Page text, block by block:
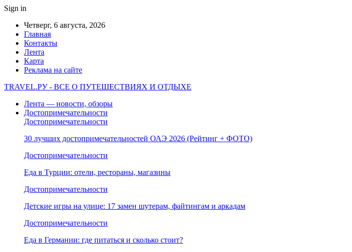
Sign in
Четверг, 6 августа, 2026
Главная
Контакты
Лента
Карта
Реклама на сайте
TRAVEL.РУ - ВСЕ О ПУТЕШЕСТВИЯХ И ОТДЫХЕ
Лента — новости, обзоры
Достопримечательности
Достопримечательности
30 лучших достопримечательностей ОАЭ 2026 (Рейтинг + ФОТО)
Достопримечательности
Еда в Турции: отели, рестораны, магазины
Достопримечательности
Детские игры на улице: 17 замен шутерам, файтингам и аркадам
Достопримечательности
Еда в Германии: где питаться и сколько стоит?